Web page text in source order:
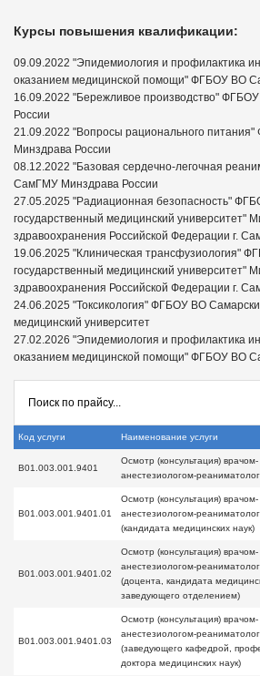
Курсы повышения квалификации:
09.09.2022 "Эпидемиология и профилактика
оказанием медицинской помощи" ФГБОУ ВО
16.09.2022 "Бережливое производство"
России
21.09.2022 "Вопросы рационального
Минздрава России
08.12.2022 "Базовая сердечно-легочная
СамГМУ Минздрава России
27.05.2025 "Радиационная безопасность"
государственный медицинский университет"
здравоохранения Российской Федерации г.
19.06.2025 "Клиническая трансфузиология"
государственный медицинский университет"
здравоохранения Российской Федерации г.
24.06.2025 "Токсикология" ФГБОУ ВО
медицинский университет
27.02.2026 "Эпидемиология и профилактика
оказанием медицинской помощи" ФГБОУ ВО
Код услуги Наименование услуги
B01.003.001.9401
Осмотр (консультация) врачом-
анестезиологом-
B01.003.001.9401.01
Осмотр (консультация) врачом-
анестезиологом-
(кандидата медицинских наук)
B01.003.001.9401.02
Осмотр (консультация) врачом-
анестезиологом-
(доцента, кандидата
заведующего отделением)
B01.003.001.9401.03
Осмотр (консультация) врачом-
анестезиологом-
(заведующего кафедрой,
доктора медицинских наук)